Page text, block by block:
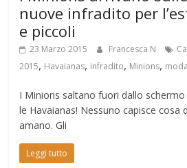
nuove infradito per
e piccoli
23 Marzo 2015 Francesca N
2015, Havaianas, infradito, Minions,
I Minions saltano fuori dallo schermo
le Havaianas! Nessuno capisce cosa
amano. Gli
Leggi tutto